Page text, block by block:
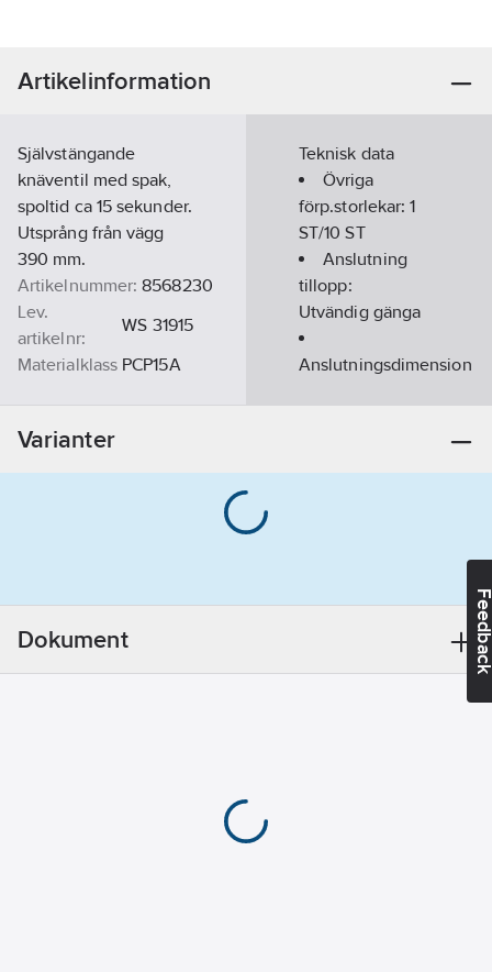
Artikelinformation
Självstängande
knäventil med spak,
spoltid ca 15 sekunder.
Utsprång från vägg
390 mm.
Artikelnummer: 8568230
Lev.
artikelnr:
WS 31915
Materialklass PCP15A
Teknisk data
Övriga
förp.storlekar:1
ST/10 ST
Anslutning
tillopp:
Utvändig gänga
Anslutningsdimension
Varianter
Dokument